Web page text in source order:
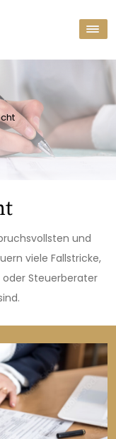
und
viele Fallstricke,
Steuerberater